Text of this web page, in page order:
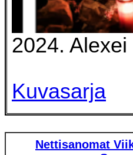
2024.
Kuvasarja
Nettisanomat